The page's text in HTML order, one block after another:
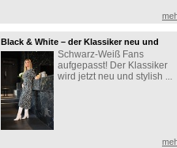
Black & White – der Klassiker neu und
stilvoll interpretiertSchwarz-Weiß Fans
aufgepasst! Der Klassiker
wird jetzt neu und stylish ...